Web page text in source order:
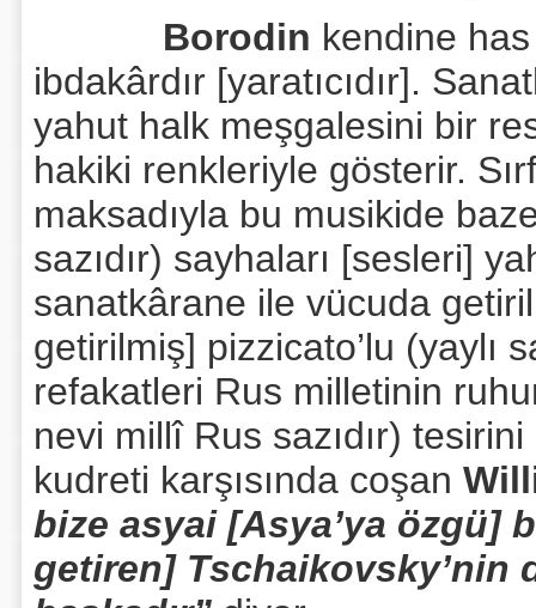
Borodin kendine
ibdakârdır [yaratıcıdır].
yahut halk meşgalesini bir
hakiki renkleriyle gösterir.
maksadıyla bu musikide
sazıdır) sayhaları [sesleri]
sanatkârane ile vücuda
getirilmiş] pizzicato’lu (yaylı
refakatleri Rus milletinin
nevi millî Rus sazıdır)
kudreti karşısında coşan
bize asyai [Asya’ya özgü]
getiren]